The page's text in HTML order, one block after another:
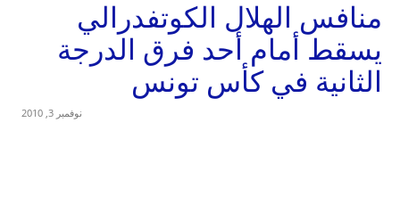
منافس الهلال الكوتفدرالي
يسقط أمام أحد فرق الدرجة
الثانية في كأس تونس
نوفمبر 3, 2010